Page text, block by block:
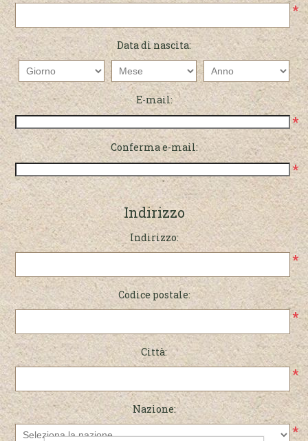
*
Data di nascita:
E-mail:
*
Conferma e-mail:
*
Indirizzo
Indirizzo:
*
Codice postale:
*
Città:
*
Nazione:
*